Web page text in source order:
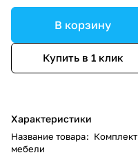
В корзину
Купить в 1 клик
Характеристики
Название товара: Комплект
мебели